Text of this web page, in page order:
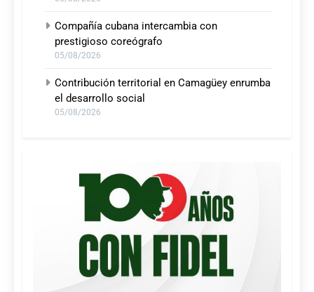
Compañía cubana intercambia con
prestigioso coreógrafo
05/08/2026
Contribución territorial en Camagüey enrumba
el desarrollo social
05/08/2026